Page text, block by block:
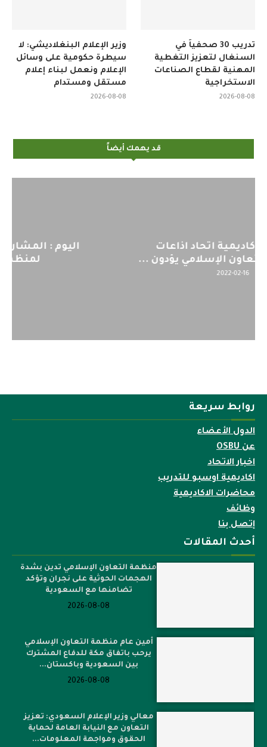
وزير الإعلام البنغلاديشي: لا
سيطرة حكومية على وسائل
الإعلام ونعمل لبناء إعلام
مستقل ومستدام
2026-08-08
تدريب 30 صحفياً في
السنغال لتعزيز التغطية
المهنية لقطاع الصناعات
الاستخراجية
2026-08-08
قد يهمك أيضاً
اليوم : المشاركة بالاجتماع التحضيري
لمنظمي قمة اسيا...
روابط سريعة
الدول الأعضاء
عن OSBU
اخبار الاتحاد
اكاديمية اوسبو للتدريب
محاضرات الاكاديمية
وظائف
إتصل بنا
أحدث المقالات
منظمة التعاون الإسلامي تدين بشدة
الهجمات الحوثية على نجران وتؤكد
تضامنها مع السعودية
2026-08-08
أمين عام منظمة التعاون الإسلامي
يرحب باتفاق مكة للدفاع المشترك
بين السعودية وباكستان...
2026-08-08
معالي وزير الإعلام السعودي: تعزيز
التعاون مع النيابة العامة لحماية
الحقوق ومواجهة المعلومات...